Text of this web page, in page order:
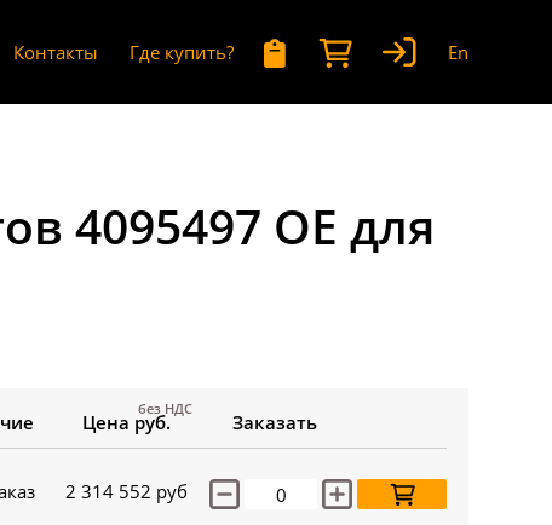
Контакты Где купить? En
4095497 OE для
Цена руб.
без НДС
Заказать
2 314 552 руб